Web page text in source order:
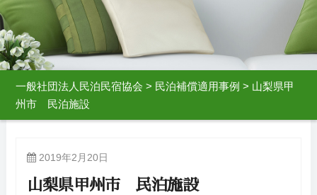
一般社団法人民泊民宿協会 > 民泊補償適用事例 > 山梨県甲
州市 民泊施設
2019年2月20日
山梨県甲州市 民泊施設